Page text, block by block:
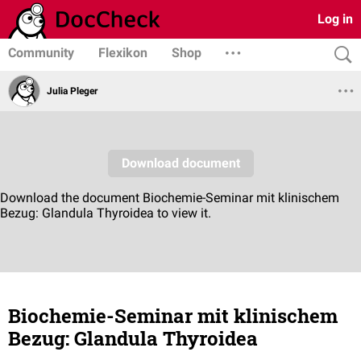
Log in
Community Flexikon Shop
Julia Pleger
Biochemie-Seminar mit klinischem
Bezug: Glandula Thyroidea